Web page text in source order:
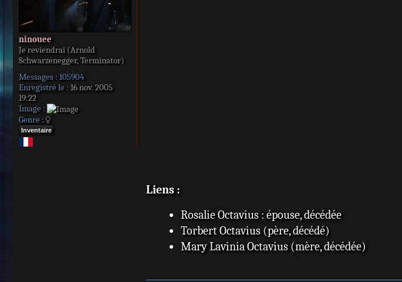
ninouee
Je reviendrai (Arnold
Schwarzenegger, Terminator)
Messages : 105904
Enregistré le : 16 nov. 2005
19:22
Image :
Genre :
Inventaire
Liens :
Rosalie Octavius : épouse, décédée
Torbert Octavius (père, décédé)
Mary Lavinia Octavius (mère, décédée)